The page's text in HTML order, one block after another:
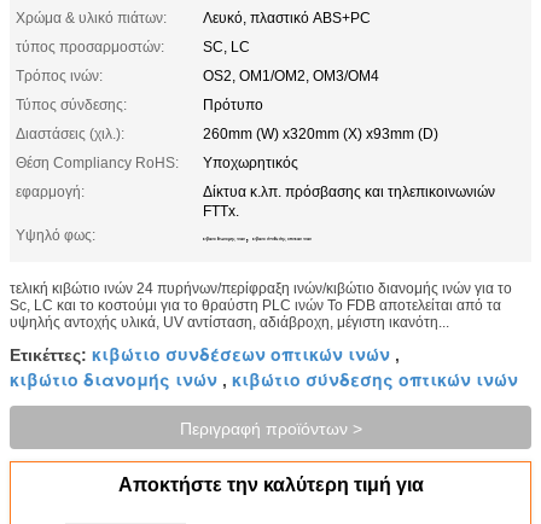
Χρώμα & υλικό πιάτων:
Λευκό, πλαστικό ABS+PC
τύπος προσαρμοστών:
SC, LC
Τρόπος ινών:
OS2, OM1/OM2, OM3/OM4
Τύπος σύνδεσης:
Πρότυπο
Διαστάσεις (χιλ.):
260mm (W) x320mm (Χ) x93mm (D)
Θέση Compliancy RoHS:
Υποχωρητικός
εφαρμογή:
Δίκτυα κ.λπ. πρόσβασης και τηλεπικοινωνιών
FTTx.
Υψηλό φως:
κιβώτιο διανομής ινών , κιβώτιο σύνδεσης οπτικών ινών
τελική κιβώτιο ινών 24 πυρήνων/περίφραξη ινών/κιβώτιο διανομής ινών για το
Sc, LC και το κοστούμι για το θραύστη PLC ινών Το FDB αποτελείται από τα
υψηλής αντοχής υλικά, UV αντίσταση, αδιάβροχη, μέγιστη ικανότη...
Ετικέττες: κιβώτιο συνδέσεων οπτικών ινών ,
κιβώτιο διανομής ινών , κιβώτιο σύνδεσης οπτικών ινών
Περιγραφή προϊόντων >
Αποκτήστε την καλύτερη τιμή για